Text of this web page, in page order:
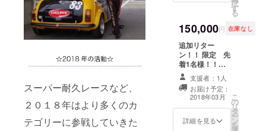
スーパー耐久レースなど、
２０１８年はより多くのカ
テゴリーに参戦していきた
にかか
は支援
者持
ち。）
8、いと
うりな
真集
（非売
品）
９、合
同ファ
サー姿
レース
クイー
ン姿×1
６、合
同写真
参加権
利：
2018年
2月ごろ
開催予
レース
ン姿
×1、ラ
ンダム
×1 ４、
ファン
ティン
グ参加
権利：
2018年
2月頃開
択
す
る
150,000円 在庫なし
追加リター
ン！！ 限定 先
着1名様！！
2014年スーパー
GTでいとうりな
が着用したコス
チューム。 その
他 １、手書きの
便箋の御礼メッ
支援者：1人
お届け予定：
2018年03月
詳細を見る
こ
の
リ
タ
ー
ン
を